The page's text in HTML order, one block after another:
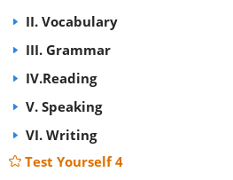
II. Vocabulary
III. Grammar
IV.Reading
V. Speaking
VI. Writing
Test Yourself 4